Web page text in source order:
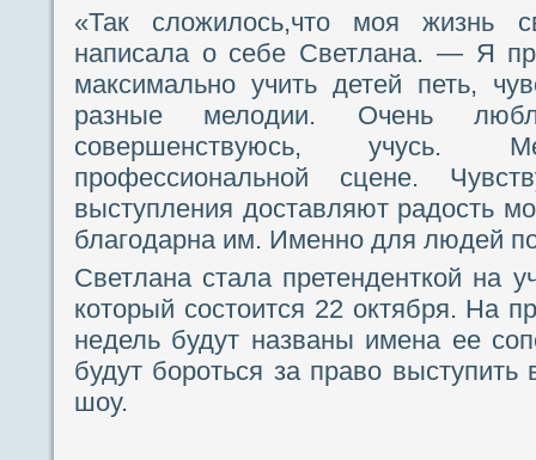
«Так сложилось,что моя жизнь
написала о себе Светлана. — Я
максимально учить детей петь,
разные мелодии. Очень
совершенствуюсь,
профессиональной сцене.
выступления доставляют радость
благодарна им. Именно для людей
Светлана стала претенденткой на
который состоится 22 октября. На
недель будут названы имена ее
будут бороться за право
шоу.